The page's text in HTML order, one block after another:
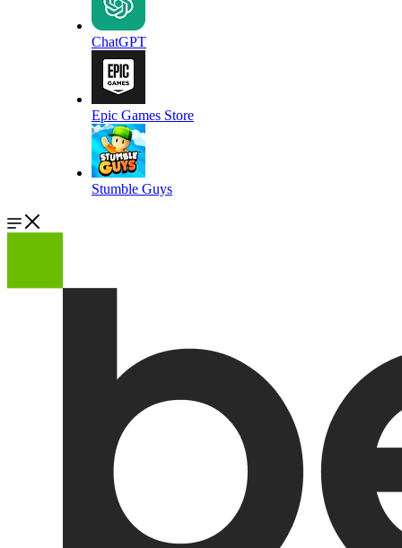
ChatGPT
Epic Games Store
Stumble Guys